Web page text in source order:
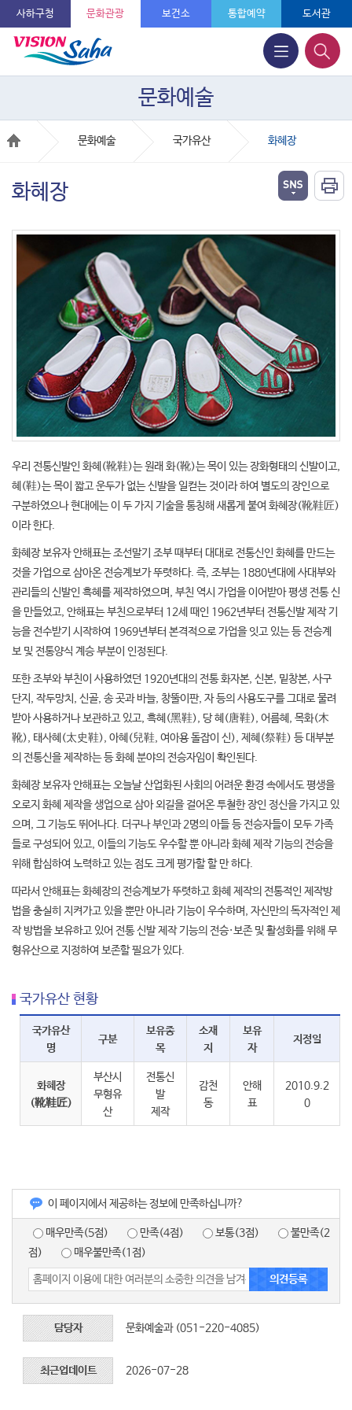
사하구청 문화관광 보건소 통합예약 도서관
문화예술
문화예술 국가유산 화혜장
화혜장
우리 전통신발인 화혜(靴鞋)는 원래 화(靴)는 목이 있는 장화형태의 신발이고,
혜(鞋)는 목이 짧고 운두가 없는 신발을 일컫는 것이라 하여 별도의 장인으로
구분하였으나 현대에는 이 두 가지 기술을 통칭해 새롭게 붙여 화혜장(靴鞋匠)
이라 한다.
화혜장 보유자 안해표는 조선말기 조부 때부터 대대로 전통신인 화혜를 만드는
것을 가업으로 삼아온 전승계보가 뚜렷하다. 즉, 조부는 1880년대에 사대부와
관리들의 신발인 흑혜를 제작하였으며, 부친 역시 가업을 이어받아 평생 전통 신
을 만들었고, 안해표는 부친으로부터 12세 때인 1962년부터 전통신발 제작 기
능을 전수받기 시작하여 1969년부터 본격적으로 가업을 잇고 있는 등 전승계
보 및 전통양식 계승 부분이 인정된다.
또한 조부와 부친이 사용하였던 1920년대의 전통 화자본, 신본, 밑창본, 사구
단지, 작두망치, 신골, 송 곳과 바늘, 창뚤이판, 자 등의 사용도구를 그대로 물려
받아 사용하거나 보관하고 있고, 흑혜(黑鞋), 당 혜(唐鞋), 어름혜, 목화(木
靴), 태사혜(太史鞋), 아혜(兒鞋, 여아용 돌잡이 신), 제혜(祭鞋) 등 대부분
의 전통신을 제작하는 등 화혜 분야의 전승자임이 확인된다.
화혜장 보유자 안해표는 오늘날 산업화된 사회의 어려운 환경 속에서도 평생을
오로지 화혜 제작을 생업으로 삼아 외길을 걸어온 투철한 장인 정신을 가지고 있
으며, 그 기능도 뛰어나다. 더구나 부인과 2명의 아들 등 전승자들이 모두 가족
들로 구성되어 있고, 이들의 기능도 우수할 뿐 아니라 화혜 제작 기능의 전승을
위해 합심하여 노력하고 있는 점도 크게 평가할 할 만 하다.
따라서 안해표는 화혜장의 전승계보가 뚜렷하고 화혜 제작의 전통적인 제작방
법을 충실히 지켜가고 있을 뿐만 아니라 기능이 우수하며, 자신만의 독자적인 제
작 방법을 보유하고 있어 전통 신발 제작 기능의 전승·보존 및 활성화를 위해 무
형유산으로 지정하여 보존할 필요가 있다.
국가유산 현황
국가유산
명
구분
보유종
목
소재
지
보유
자
지정일
화혜장
(靴鞋匠)
부산시
무형유
산
전통신
발
제작
감천
동
안해
표
2010.9.2
0
이 페이지에서 제공하는 정보에 만족하십니까?
매우만족(5점) 만족(4점) 보통(3점)
점)
매우불만족(1점)
담당자 문화예술과 (051-220-4085)
최근업데이트 2026-07-28